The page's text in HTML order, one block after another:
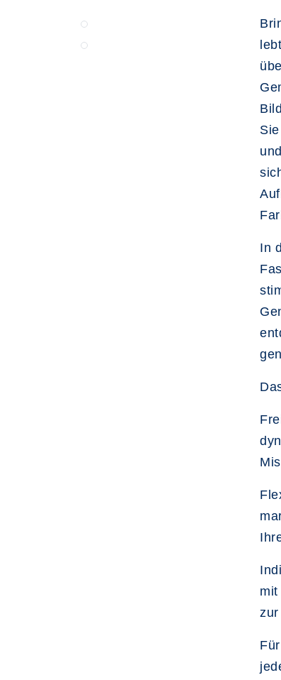
In
mit